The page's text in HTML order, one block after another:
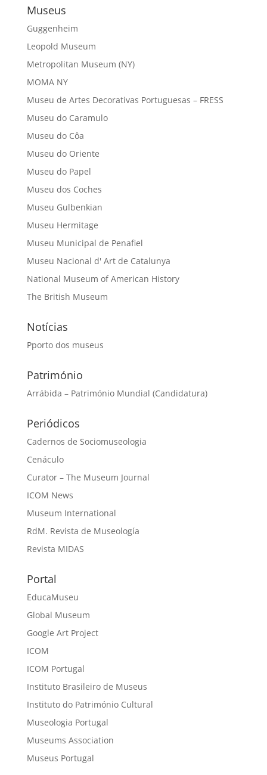
Museus
Guggenheim
Leopold Museum
Metropolitan Museum (NY)
MOMA NY
Museu de Artes Decorativas Portuguesas – FRESS
Museu do Caramulo
Museu do Côa
Museu do Oriente
Museu do Papel
Museu dos Coches
Museu Gulbenkian
Museu Hermitage
Museu Municipal de Penafiel
Museu Nacional d' Art de Catalunya
National Museum of American History
The British Museum
Notícias
Pporto dos museus
Património
Arrábida – Património Mundial (Candidatura)
Periódicos
Cadernos de Sociomuseologia
Cenáculo
Curator – The Museum Journal
ICOM News
Museum International
RdM. Revista de Museología
Revista MIDAS
Portal
EducaMuseu
Global Museum
Google Art Project
ICOM
ICOM Portugal
Instituto Brasileiro de Museus
Instituto do Património Cultural
Museologia Portugal
Museums Association
Museus Portugal